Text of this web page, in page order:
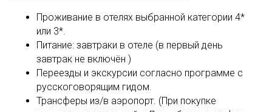
Проживание в отелях выбранной категории 4*
или 3*.
Питание: завтраки в отеле (в первый день
завтрак не включён )
Переезды и экскурсии согласно программе с
русскоговорящим гидом.
Трансферы из/в аэропорт. (При покупке